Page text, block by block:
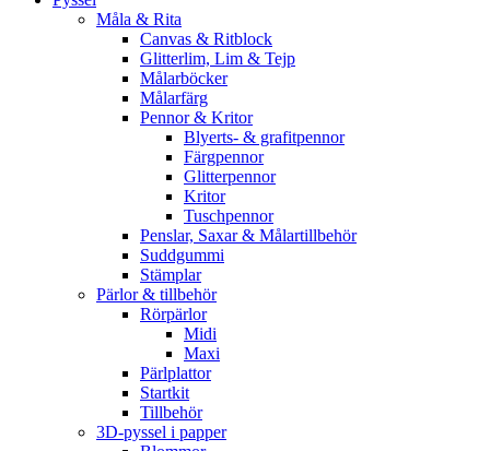
Måla & Rita
Canvas & Ritblock
Glitterlim, Lim & Tejp
Målarböcker
Målarfärg
Pennor & Kritor
Blyerts- & grafitpennor
Färgpennor
Glitterpennor
Kritor
Tuschpennor
Penslar, Saxar & Målartillbehör
Suddgummi
Stämplar
Pärlor & tillbehör
Rörpärlor
Midi
Maxi
Pärlplattor
Startkit
Tillbehör
3D-pyssel i papper